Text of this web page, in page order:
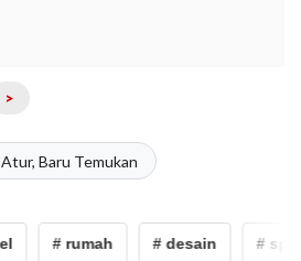
>
Atur, Baru Temukan
# rumah # desain # split